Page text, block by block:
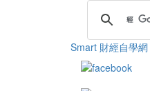
Smart 財經自學網